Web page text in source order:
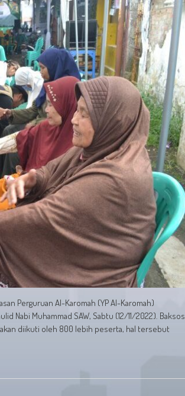
Perguruan Al-Karomah (YP Al-Karomah)
Nabi Muhammad SAW, Sabtu (12/11/2022). Baksos
diikuti oleh 800 lebih peserta, hal tersebut